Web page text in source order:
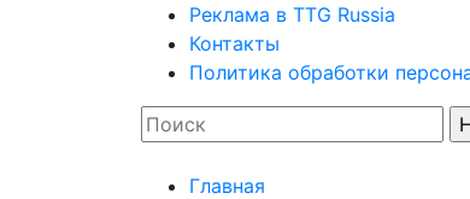
Реклама в TTG Russia
Контакты
Политика обработки
Главная